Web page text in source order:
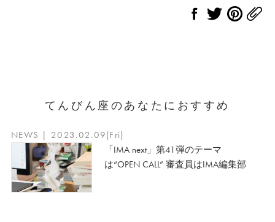
てんびん座のあなたにおすすめ
NEWS | 2023.02.09(Fri)
「IMA next」第41弾のテーマ
は“OPEN CALL” 審査員はIMA編集部